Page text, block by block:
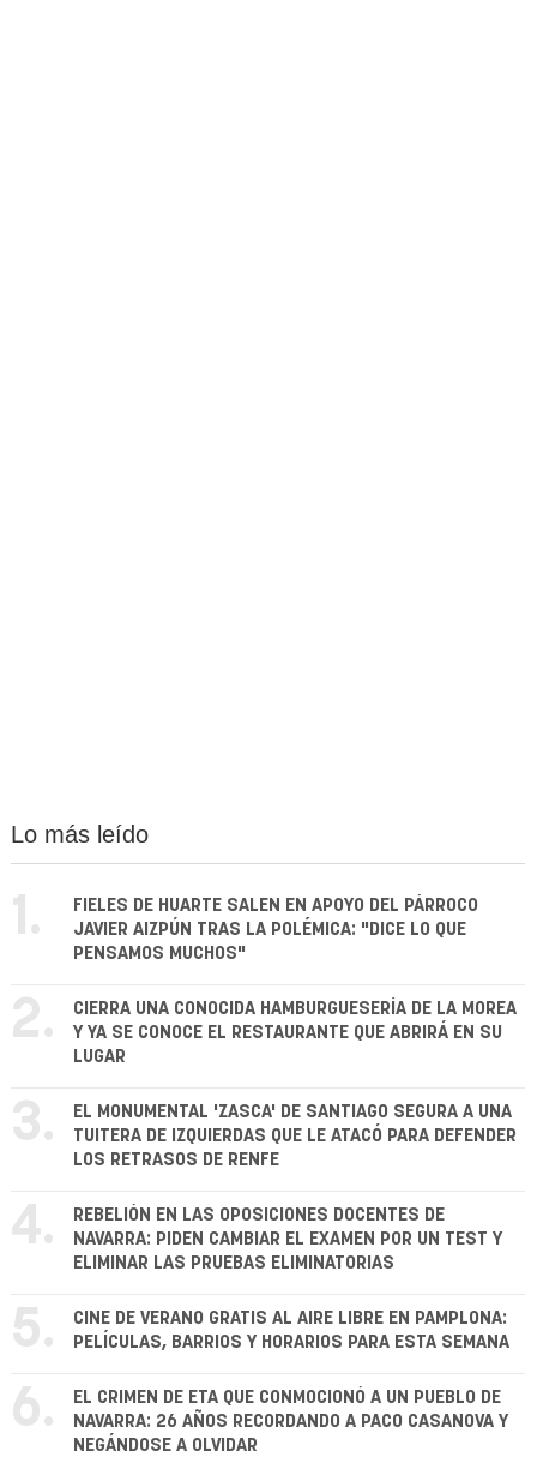
Lo más leído
1.
FIELES DE HUARTE SALEN EN APOYO DEL PÁRROCO
JAVIER AIZPÚN TRAS LA POLÉMICA: "DICE LO QUE
PENSAMOS MUCHOS"
2.
CIERRA UNA CONOCIDA HAMBURGUESERÍA DE LA MOREA
Y YA SE CONOCE EL RESTAURANTE QUE ABRIRÁ EN SU
LUGAR
3.
EL MONUMENTAL 'ZASCA' DE SANTIAGO SEGURA A UNA
TUITERA DE IZQUIERDAS QUE LE ATACÓ PARA DEFENDER
LOS RETRASOS DE RENFE
4.
REBELIÓN EN LAS OPOSICIONES DOCENTES DE
NAVARRA: PIDEN CAMBIAR EL EXAMEN POR UN TEST Y
ELIMINAR LAS PRUEBAS ELIMINATORIAS
5.
CINE DE VERANO GRATIS AL AIRE LIBRE EN PAMPLONA:
PELÍCULAS, BARRIOS Y HORARIOS PARA ESTA SEMANA
6.
EL CRIMEN DE ETA QUE CONMOCIONÓ A UN PUEBLO DE
NAVARRA: 26 AÑOS RECORDANDO A PACO CASANOVA Y
NEGÁNDOSE A OLVIDAR